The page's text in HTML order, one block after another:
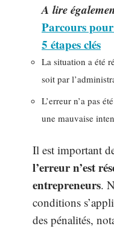
A lire
Parcours
5 étapes clés
La situation a été
soit par
L’erreur n’a pas
une mauvaise
Il est important
l’erreurn’est
entrepreneurs.
conditions
des pénalités,